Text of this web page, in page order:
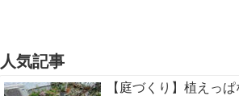
人気記事
【庭づくり】植えっ